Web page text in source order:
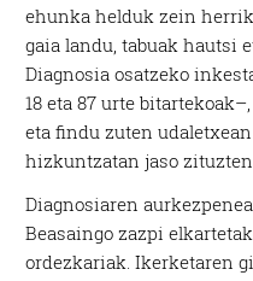
ehunka helduk zein
gaia landu, tabuak hautsi
Diagnosia osatzeko
18 eta 87 urte
eta findu zuten
hizkuntzatan jaso
Diagnosiaren
Beasaingo zazpi
ordezkariak. Ikerketaren